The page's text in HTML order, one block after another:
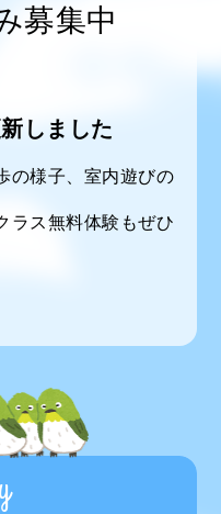
募集中
しました
の様子、室内遊びの
ラス無料体験もぜひ